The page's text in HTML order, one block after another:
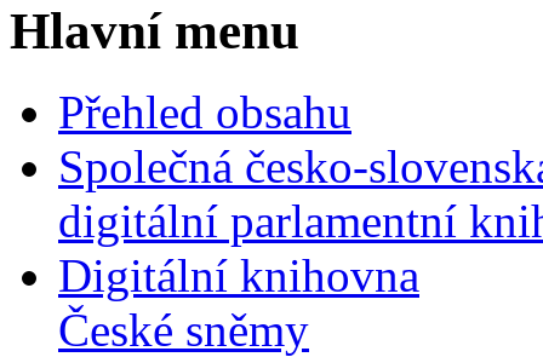
Hlavní menu
Přehled obsahu
Společná česko-
digitální parlamentní
Digitální knihovna
České sněmy